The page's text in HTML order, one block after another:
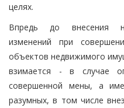
целях.
Впредь до внесения
изменений при
объектов недвижимого
взимается - в случае
совершенной мены, а
разумных, в том числе